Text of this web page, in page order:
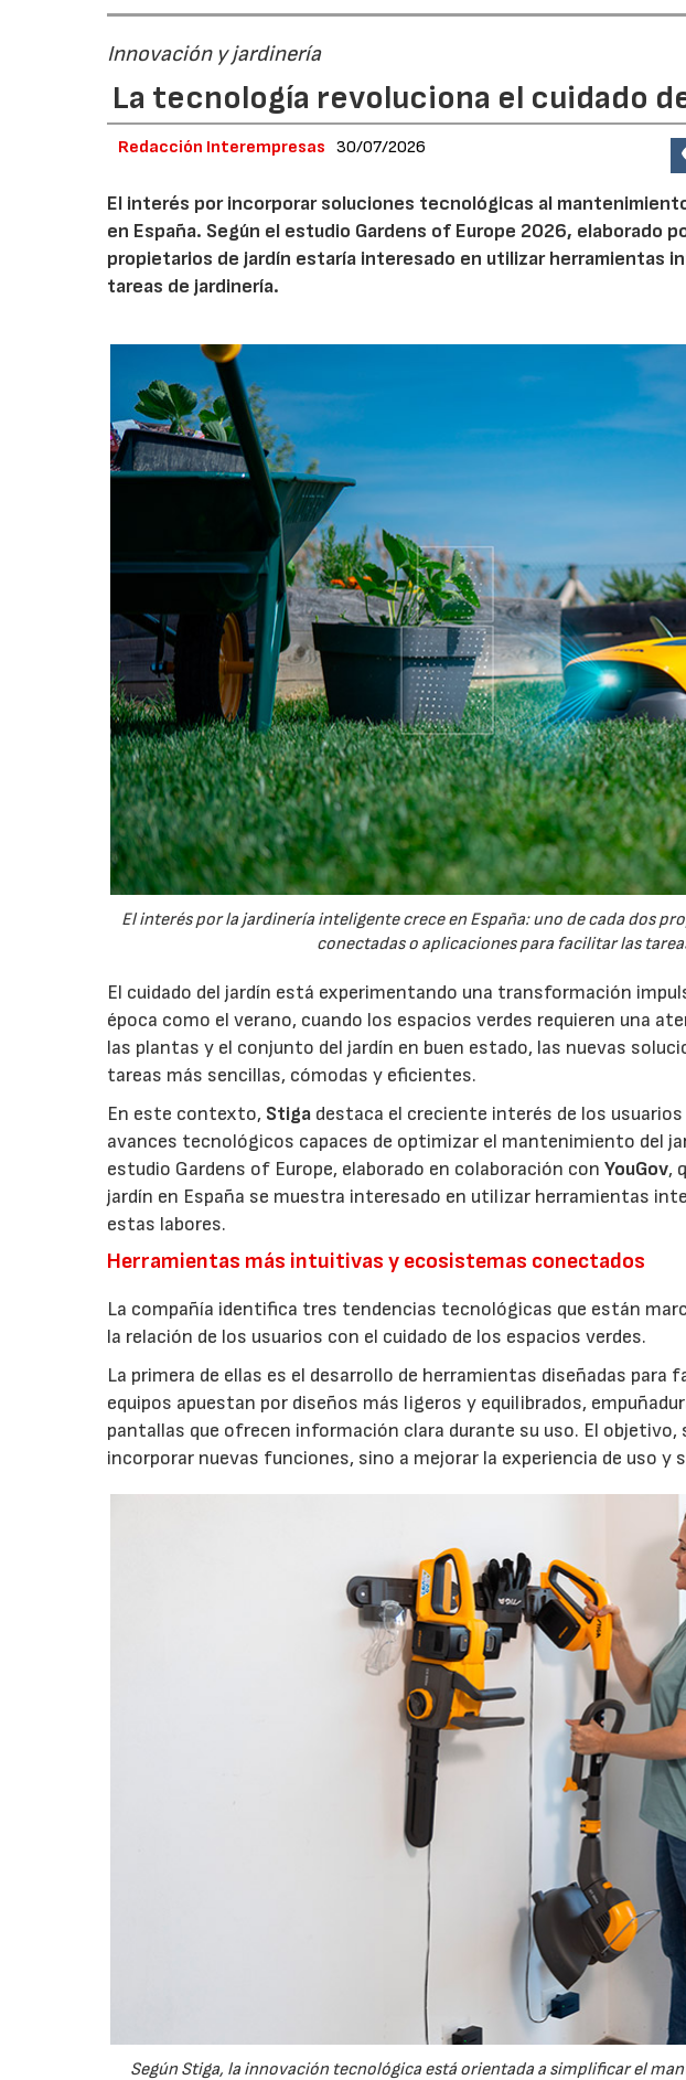
Innovación y jardinería
La tecnología revoluciona el cuidado
Redacción Interempresas 30/07/2026
El interés por incorporar soluciones tecnológicas al
en España. Según el estudio Gardens of Europe 2026, elaborado
propietarios de jardín estaría interesado en utilizar herramientas
tareas de jardinería.
El interés por la jardinería inteligente crece en España: uno de cada dos
conectadas o aplicaciones para facilitar las
El cuidado del jardín está experimentando una transformación
época como el verano, cuando los espacios verdes requieren una
las plantas y el conjunto del jardín en buen estado, las nuevas
tareas más sencillas, cómodas y eficientes.
En este contexto, Stiga destaca el creciente interés de los
avances tecnológicos capaces de optimizar el mantenimiento del
estudio Gardens of Europe, elaborado en colaboración conYouGov,
jardín en España se muestra interesado en utilizar herramientas
estas labores.
Herramientas más intuitivas y ecosistemas conectados
La compañía identifica tres tendencias tecnológicas que están
la relación de los usuarios con el cuidado de los espacios verdes.
La primera de ellas es el desarrollo de herramientas diseñadas
equipos apuestan por diseños más ligeros y equilibrados,
pantallas que ofrecen información clara durante su uso. El objetivo,
incorporar nuevas funciones, sino a mejorar la experiencia de uso
Según Stiga, la innovación tecnológica está orientada a simplificar el